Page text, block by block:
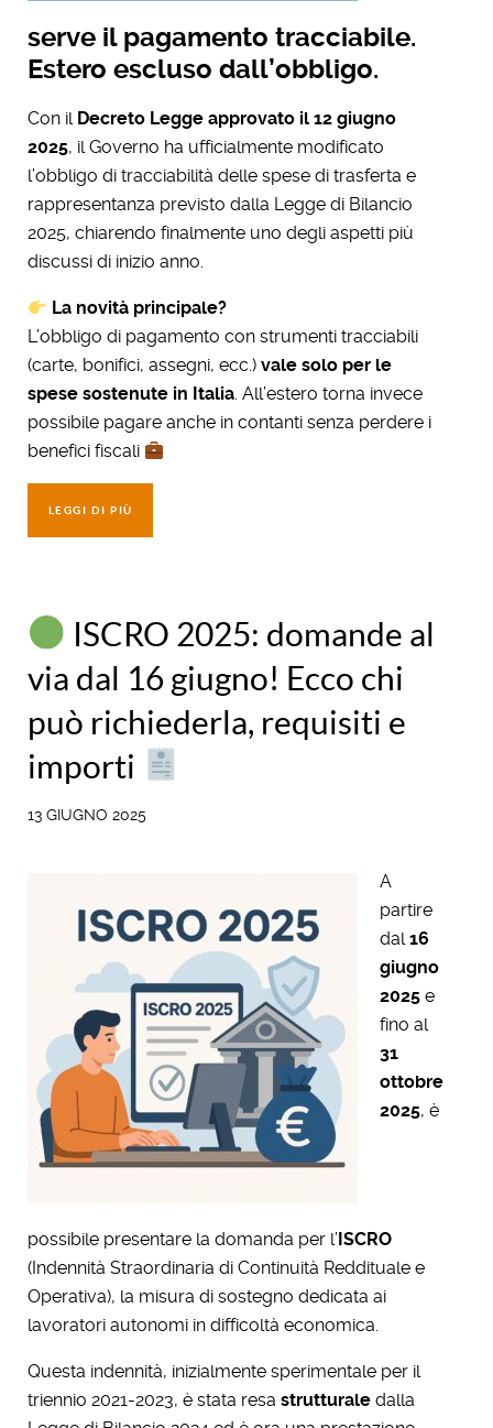
serve il pagamento tracciabile.
Estero escluso dall’obbligo.
Con il Decreto Legge approvato il 12 giugno
2025, il Governo ha ufficialmente modificato
l’obbligo di tracciabilità delle spese di trasferta e
rappresentanza previsto dalla Legge di Bilancio
2025, chiarendo finalmente uno degli aspetti più
discussi di inizio anno.
La novità principale?
L’obbligo di pagamento con strumenti tracciabili
(carte, bonifici, assegni, ecc.) vale solo per le
spese sostenute in Italia. All’estero torna invece
possibile pagare anche in contanti senza perdere i
benefici fiscali
LEGGI DI PIÙ
ISCRO 2025: domande al
via dal 16 giugno! Ecco chi
può richiederla, requisiti e
importi
13 GIUGNO 2025
A
partire
dal 16
giugno
2025 e
fino al
31
ottobre
2025, è
possibile presentare la domanda per l’ISCRO
(Indennità Straordinaria di Continuità Reddituale e
Operativa), la misura di sostegno dedicata ai
lavoratori autonomi in difficoltà economica.
Questa indennità, inizialmente sperimentale per il
triennio 2021-2023, è stata resa strutturale dalla